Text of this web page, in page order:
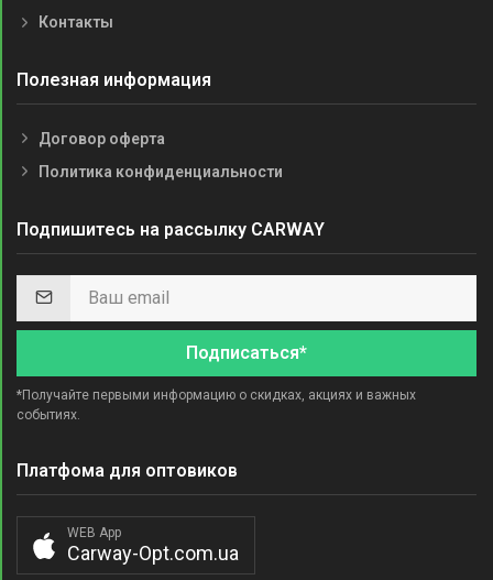
Контакты
Полезная информация
Договор оферта
Политика конфиденциальности
Подпишитесь на рассылку CARWAY
Подписаться*
*Получайте первыми информацию о скидках, акциях и важных
событиях.
Платфома для оптовиков
WEB App
Carway-Opt.com.ua